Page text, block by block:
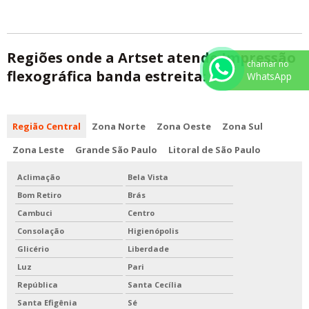
Regiões onde a Artset atende Impressão
flexográfica banda estreita:
Região Central Zona Norte Zona Oeste
Zona Sul
Zona Leste
Grande São Paulo Litoral de São Paulo
Aclimação
Bela Vista
Bom Retiro
Brás
Cambuci
Centro
Consolação
Higienópolis
Glicério
Liberdade
Luz
Pari
República
Santa Cecília
Santa Efigênia
Sé
chamar no
WhatsApp